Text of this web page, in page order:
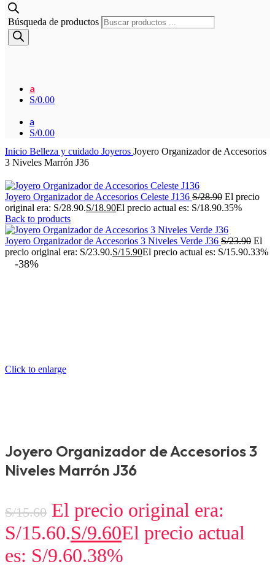
Búsqueda de productos
a
S/0.00
a
S/0.00
Inicio Belleza y cuidado Joyeros Joyero Organizador de Accesorios
3 Niveles Marrón J36
Joyero Organizador de Accesorios Celeste J136 S/28.90 El precio
original era: S/28.90.S/18.90El precio actual es: S/18.90.35%
Back to products
Joyero Organizador de Accesorios 3 Niveles Verde J36 S/23.90 El
precio original era: S/23.90.S/15.90El precio actual es: S/15.90.33%
-38%
Click to enlarge
Joyero Organizador de Accesorios 3
Niveles Marrón J36
S/15.60 El precio original era:
S/15.60.S/9.60El precio actual
es: S/9.60.38%